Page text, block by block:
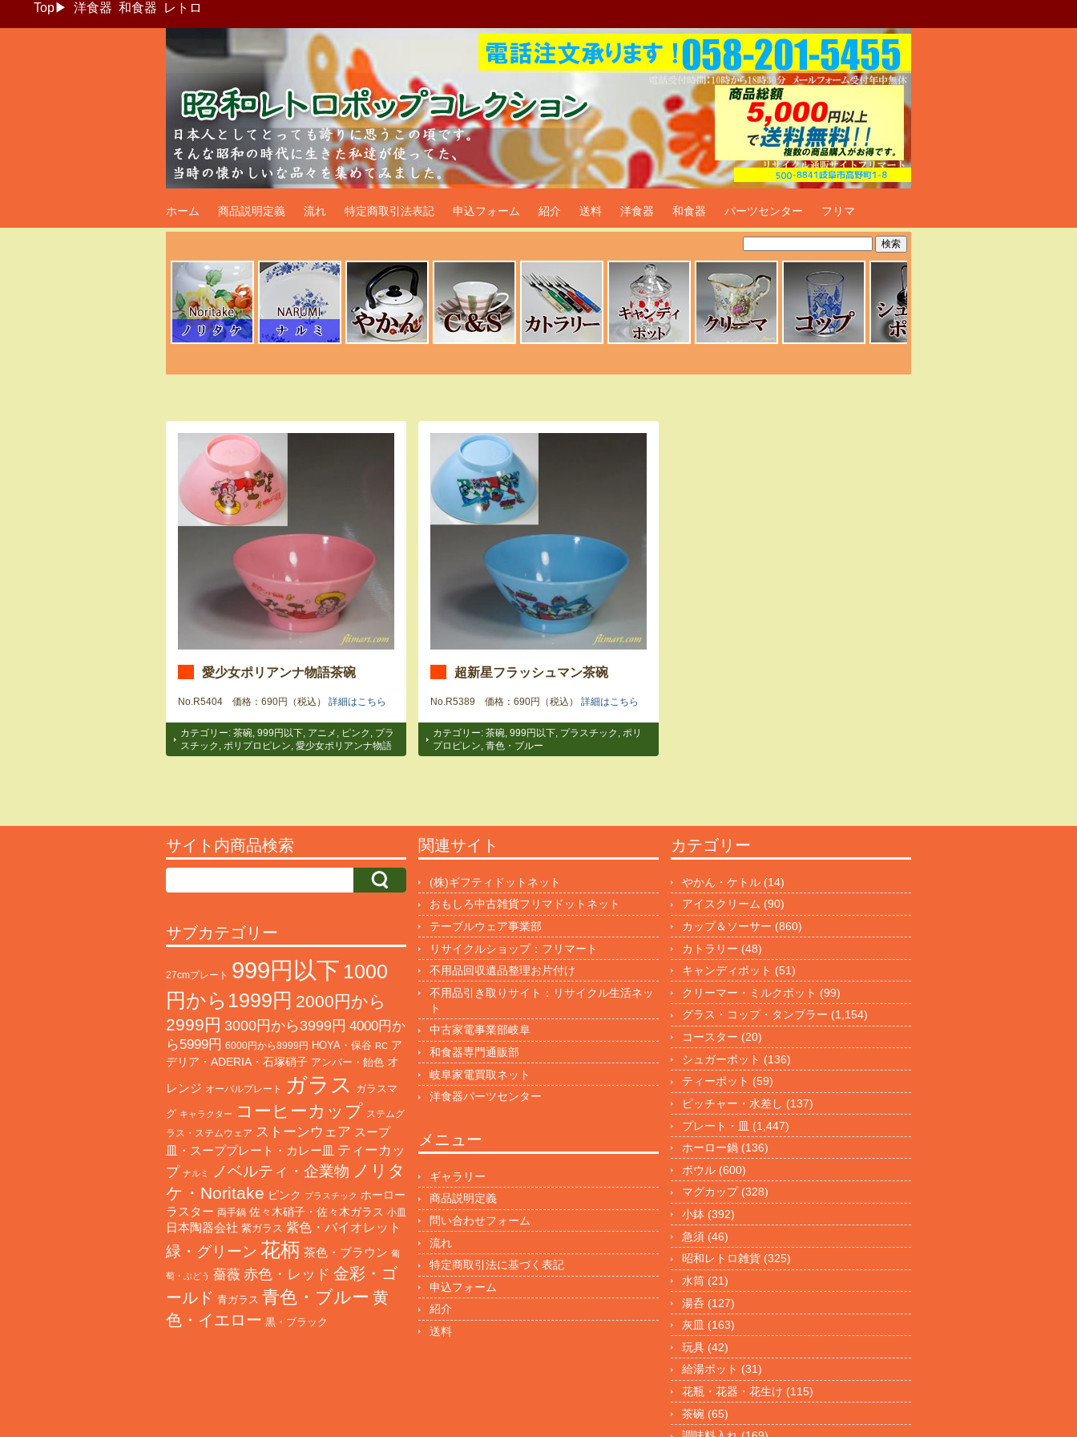
Top▶ 洋食器 和食器 レトロ
昭和レトロポップ食器生活雑貨通販＠フリマート
ホーム 商品説明定義 流れ 特定商取引法表記 申込フォーム 紹介 送料 洋食器 和食器 パーツセンター フリマ
愛少女ポリアンナ物語茶碗
No.R5404 価格：690円（税込） 詳細はこちら
カテゴリー: 茶碗 999円以下 アニメ ピンク
プラ
スチック
ポリプロピレン 愛少女ポリアンナ物語
超新星フラッシュマン茶碗
No.R5389 価格：690円（税込） 詳細はこちら
カテゴリー: 茶碗 999円以下 プラスチック
ポリ
プロピレン 青色・ブルー
サイト内商品検索 関連サイト
(株)ギフティドットネット
おもしろ中古雑貨フリマドットネット
テーブルウェア事業部
リサイクルショップ：フリマート
不用品回収遺品整理お片付け
不用品引き取りサイト：リサイクル生活ネッ
ト
中古家電事業部岐阜
和食器専門通販部
岐阜家電買取ネット
洋食器パーツセンター
カテゴリー
やかん・ケトル (14)
アイスクリーム (90)
カップ＆ソーサー (860)
カトラリー (48)
キャンディポット (51)
クリーマー・ミルクポット (99)
グラス・コップ・タンブラー (1,154)
コースター (20)
シュガーポット (136)
ティーポット (59)
ピッチャー・水差し (137)
プレート・皿 (1,447)
ホーロー鍋 (136)
ボウル (600)
マグカップ(328)
小鉢 (392)
急須 (46)
昭和レトロ雑貨 (325)
水筒 (21)
湯呑 (127)
灰皿 (163)
玩具 (42)
給湯ポット (31)
花瓶・花器・花生け (115)
茶碗 (65)
サブカテゴリー
27cmプレート 999円以下 1000
円から1999円 2000円から
2999円 3000円から3999円 4000円か
ら5999円 6000円から8999円 HOYA・保谷 RC ア
デリア・ADERIA・石塚硝子 アンバー・飴色 オ
レンジ オーバルプレート ガラス ガラスマ
グ キャラクター コーヒーカップ ステムグ
ラス・ステムウェア ストーンウェア スープ
皿・スーププレート・カレー皿 ティーカッ
プ ナルミ ノベルティ・企業物 ノリタ
ケ・Noritake ピンク プラスチック ホーロー
ラスター 両手鍋 佐々木硝子・佐々木ガラス 小皿
日本陶器会社 紫ガラス 紫色・バイオレット
緑・グリーン 花柄 茶色・ブラウン 葡
萄・ぶどう 薔薇 赤色・レッド 金彩・ゴ
ールド 青ガラス 青色・ブルー 黄
色・イエロー 黒・ブラック
メニュー
ギャラリー
商品説明定義
問い合わせフォーム
流れ
特定商取引法に基づく表記
申込フォーム
紹介
送料